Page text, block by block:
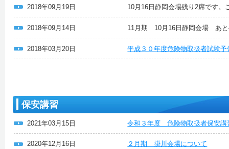
2018年09月19日 10月16日静岡会場残り2席です。
2018年09月14日 11月期 10月16日静岡会場 あと
2018年03月20日 平成３０年度危険物取扱者試験
保安講習
2021年03月15日 令和３年度 危険物取扱者保安講
2020年12月16日 ２月期 掛川会場について